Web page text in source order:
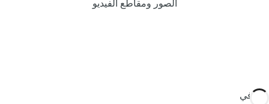
الصور ومقاطع الفيديو
أنت في